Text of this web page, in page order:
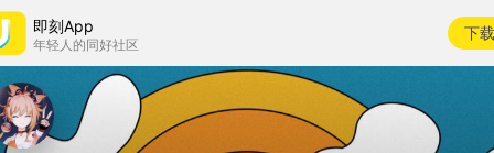
即刻App
年轻人的同好社区
下载